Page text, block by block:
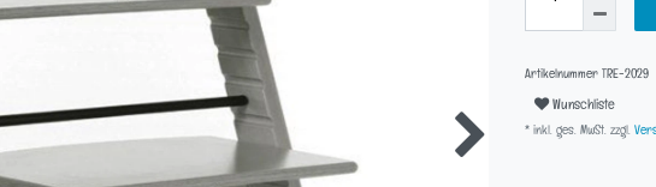
Artikelnummer TRE-2029
Wunschliste
* inkl. ges. MwSt. zzgl.